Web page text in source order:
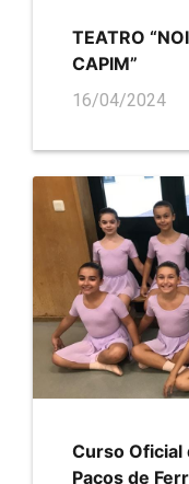
TEATRO
CAPIM”
16/04/2024
Curso Oficial
Paços de